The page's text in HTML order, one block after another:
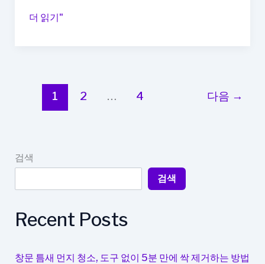
욕
스
말
히
더 읽기"
1 2 … 4 다음 →
검색
검색
Recent Posts
창문 틈새 먼지 청소, 도구 없이 5분 만에 싹 제거하는 방법